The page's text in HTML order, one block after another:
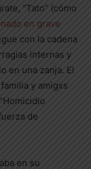
“Tato” (cómo
en grave
con la cadena
internas y
en una zanja. El
y amigxs
de
en su